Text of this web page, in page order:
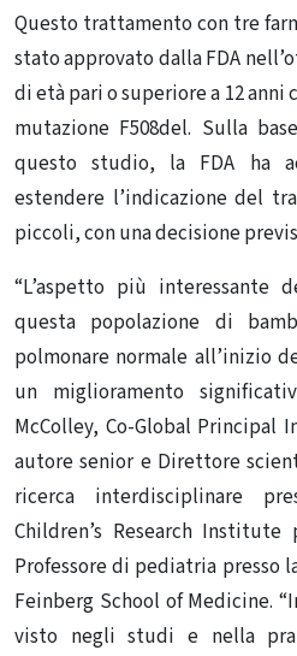
Questo trattamento con tre
stato approvato dalla FDA
di età pari o superiore a 12 anni
mutazione F508del. Sulla
questo studio, la FDA ha
estendere l’indicazione del
piccoli, con una decisione
“L’aspetto più
questa popolazione di
polmonare normale all’inizio
un miglioramento
McColley, Co-Global
autore senior e Direttore
ricerca interdisciplinare
Children’s Research Institute
Professore di pediatria presso
Feinberg School of Medicine.
visto negli studi e nella